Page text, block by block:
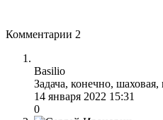
Комментарии 2
Basilio
Задача, конечно, шаховая,
14 января 2022 15:31
0